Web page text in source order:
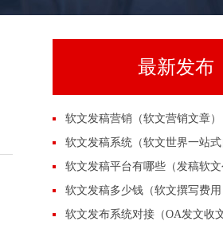
最新发布
软文发稿营销（软文营销文章）
软文发稿系统（软文世界一站式
软文发稿平台有哪些（发稿软文
软文发稿多少钱（软文撰写费用
软文发布系统对接（OA发文收